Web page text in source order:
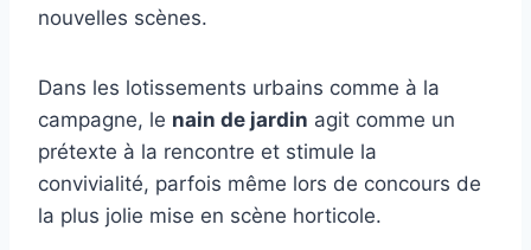
nouvelles scènes.
Dans les lotissements urbains comme à la
campagne, le nain de jardin agit comme un
prétexte à la rencontre et stimule la
convivialité, parfois même lors de concours de
la plus jolie mise en scène horticole.